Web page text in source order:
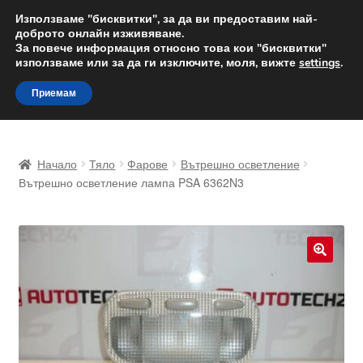
ДОСТАВКА от 12 лв.
Доставка по целия свят
Skip
to
navigation
Skip
to
content
Доставка по целия свят
Количка
Начало Тяло Фарове
Вътрешно осветление
Вътрешно осветление лампа PSA 6362N3
Използваме "бисквитки", за да ви предоставим най-
доброто онлайн изживяване.
За повече информация относно това кои "бисквитки"
използваме или за да ги изключите, моля, вижте settings.
Приемам